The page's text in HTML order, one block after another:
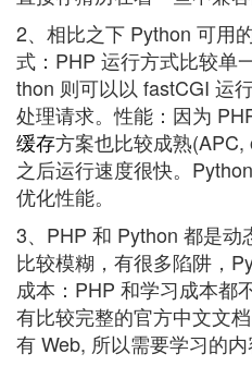
2、相比之下 Python 可用
式：PHP 运行方式比较单
thon 则可以以 fastCGI 运
处理请求。性能：因为
缓存方案也比较成熟
之后运行速度很快。
优化性能。
3、PHP 和 Python 都是动
比较模糊，有很多陷阱，
成本：PHP 和学习成本都
有比较完整的官方中文文
有 Web, 所以需要学习的内